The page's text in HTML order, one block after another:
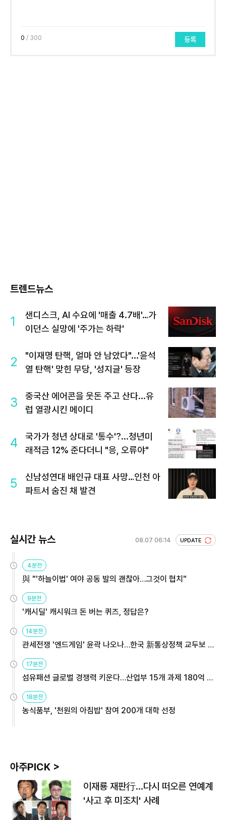
0 / 300 등록
트렌드뉴스
1
샌디스크, AI 수요에 '매출 4.7배'…가
이던스 실망에 '주가는 하락'
2
"이재명 탄핵, 얼마 안 남았다"...'윤석
열 탄핵' 맞힌 무당, '성지글' 등장
3
중국산 에어콘을 웃돈 주고 산다...유
럽 열광시킨 메이디
4
국가가 청년 상대로 '통수'?...청년미
래적금 12% 준다더니 "응, 오류야"
5
신남성연대 배인규 대표 사망…인천 아
파트서 숨진 채 발견
실시간 뉴스 08.07 06:14 UPDATE
4분전
與 "'하늘이법' 여야 공동 발의 괜찮아…그것이 협치"
9분전
'캐시딜' 캐시워크 돈 버는 퀴즈, 정답은?
14분전
관세전쟁 '엔드게임' 윤곽 나오나…한국 新통상정책 교두보 활
17분전
섬유패션 글로벌 경쟁력 키운다…산업부 15개 과제 180억 지
18분전
농식품부, '천원의 아침밥' 참여 200개 대학 선정
아주PICK >
이재룡 재판行…다시 떠오른 연예계
'사고 후 미조치' 사례